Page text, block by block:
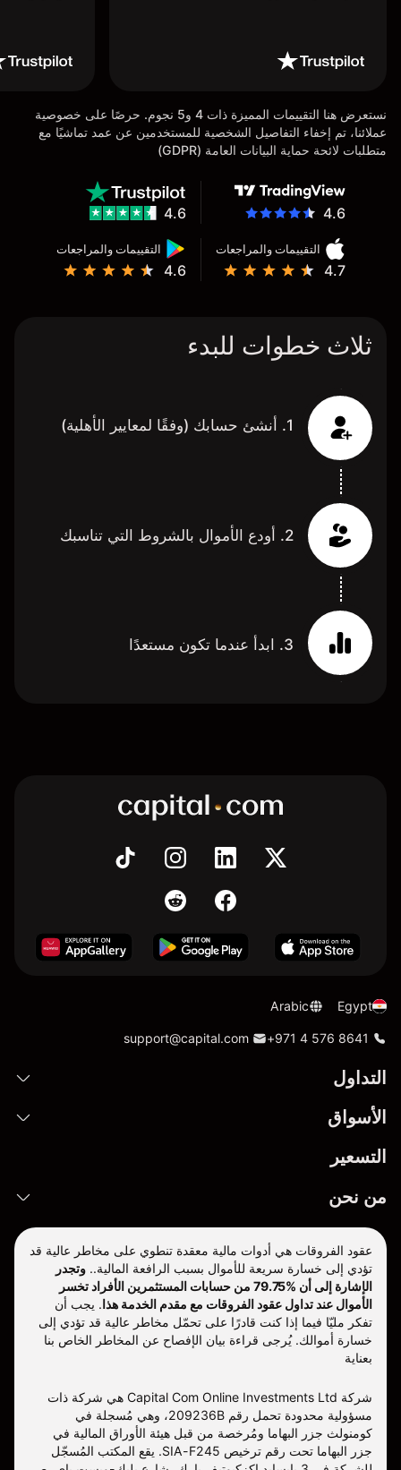
نستعرض هنا التقييمات المميزة ذات 4 و5 نجوم. حرصًا على خصوصية
عملائنا، تم إخفاء التفاصيل الشخصية للمستخدمين عن عمد تماشيًا مع
متطلبات لائحة حماية البيانات العامة (GDPR)
4.6
التقييمات والمراجعات
4.7
التقييمات والمراجعات
4.6
4.6
ثلاث خطوات للبدء
1. أنشئ حسابك (وفقًا لمعايير الأهلية)
2. أودع الأموال بالشروط التي تناسبك
3. ابدأ عندما تكون مستعدًا
Egypt
Arabic
+971 4 576 8641
support@capital.com
التداول
الأسواق
التسعير
من نحن
عقود الفروقات هي أدوات مالية معقدة تنطوي على مخاطر عالية قد
تؤدي إلى خسارة سريعة للأموال بسبب الرافعة المالية.. وتجدر
الإشارة إلى أن %79.75 من حسابات المستثمرين الأفراد تخسر
الأموال عند تداول عقود الفروقات مع مقدم الخدمة هذا. يجب أن
تفكر مليّا فيما إذا كنت قادرًا على تحمّل مخاطر عالية قد تؤدي إلى
خسارة أموالك. يُرجى قراءة بيان الإفصاح عن المخاطر الخاص بنا
بعناية
شركة Capital Com Online Investments Ltd هي شركة ذات
مسؤولية محدودة تحمل رقم 209236B، وهي مُسجلة في
كومنولث جزر البهاما ومُرخصة من قبل هيئة الأوراق المالية في
جزر البهاما تحت رقم ترخيص SIA-F245. يقع المكتب المُسجّل